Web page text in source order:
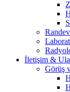
İletişim &
Görüş